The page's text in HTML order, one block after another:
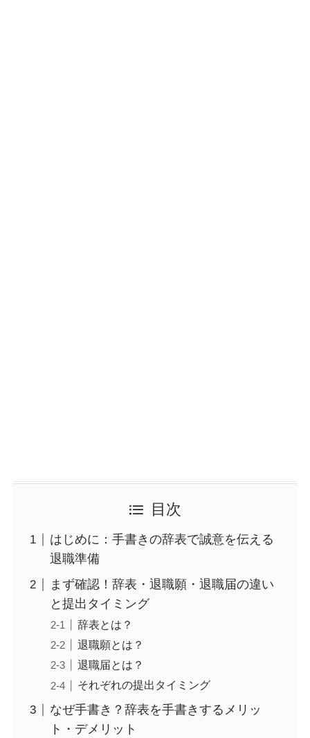
目次
はじめに：手書きの辞表で誠意を伝える
退職準備
まず確認！辞表・退職願・退職届の違い
と提出タイミング
辞表とは？
退職願とは？
退職届とは？
それぞれの提出タイミング
なぜ手書き？辞表を手書きするメリッ
ト・デメリット